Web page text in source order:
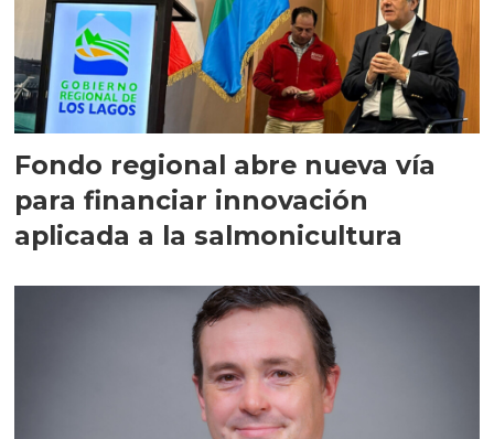
Fondo regional abre nueva vía
para financiar innovación
aplicada a la salmonicultura